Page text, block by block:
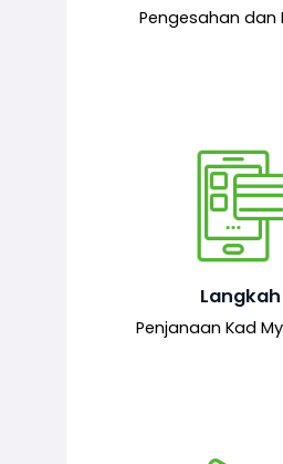
Pengesahan dan
Penjanaan Kad
Setelah permohonan
MyRadha’ah